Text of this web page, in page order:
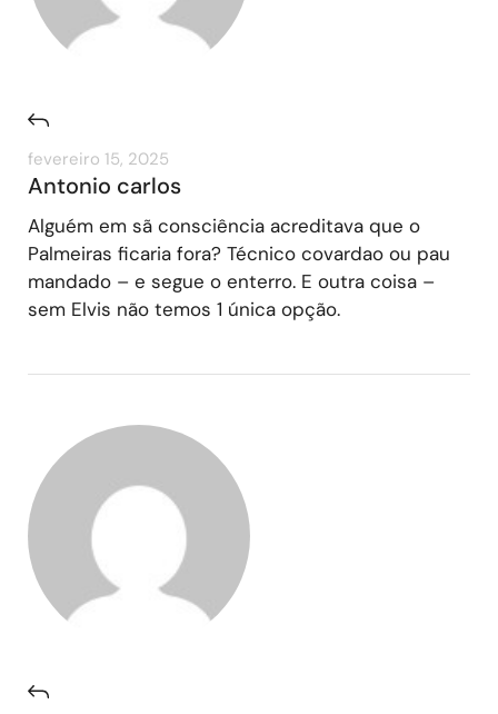
fevereiro 15, 2025
Antonio carlos
Alguém em sã consciência acreditava que o
Palmeiras ficaria fora? Técnico covardao ou pau
mandado – e segue o enterro. E outra coisa –
sem Elvis não temos 1 única opção.